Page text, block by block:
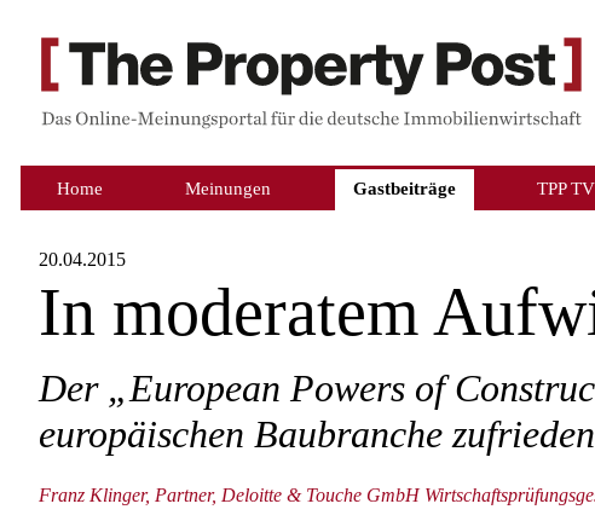
Home Meinungen Gastbeiträge TPP TV
20.04.2015
In moderatem
Der „European Powers of
europäischen Baubranche
Franz Klinger, Partner, Deloitte & Touche GmbH